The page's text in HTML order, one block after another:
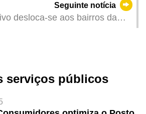
dia 23 de FevereiroSeguinte notícia
desloca-se aos bairros da
serviços públicos